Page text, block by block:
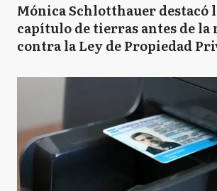
Mónica Schlotthauer destacó
capítulo de tierras antes de la
contra la Ley de Propiedad